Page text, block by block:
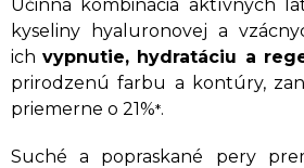
Účinná kombinácia aktívnych
kyseliny hyaluronovej a
ichvypnutie, hydratáciu a
prirodzenú farbu a kontúry,
priemerne o 21%*.
Suché a popraskané pery